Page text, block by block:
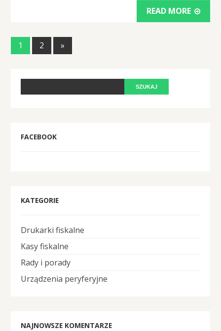
READ MORE
1 2 »
FACEBOOK
KATEGORIE
Drukarki fiskalne
Kasy fiskalne
Rady i porady
Urządzenia peryferyjne
NAJNOWSZE KOMENTARZE